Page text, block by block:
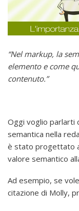
“Nel markup, la
elemento e come
contenuto.”
Oggi voglio parlarti
semantica nella
è stato progettato
valore semantico
Ad esempio, se
citazione di Molly,